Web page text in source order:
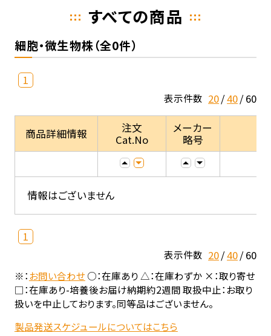
すべての商品
細胞・微生物株（全0件）
1
表示件数 20 40 60
商品詳細情報
注文
Cat.No
メーカー
略号
情報はございません
1
表示件数 20 40 60
※：お問い合わせ○：在庫あり △：在庫わずか ×：取り寄せ
□：在庫あり-培養後お届け納期約2週間 取扱中止：お取り
扱いを中止しております。同等品はございません。
製品発送スケジュールについてはこちら